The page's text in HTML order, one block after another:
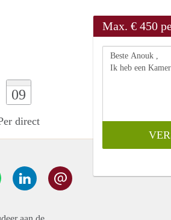
09
direct
Max. € 450